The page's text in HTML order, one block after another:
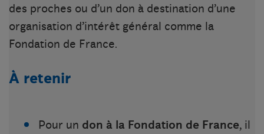
des proches ou d’un don à destination d’une
organisation d’intérêt général comme la
Fondation de France.
À retenir
Pour un don à la Fondation de France, il